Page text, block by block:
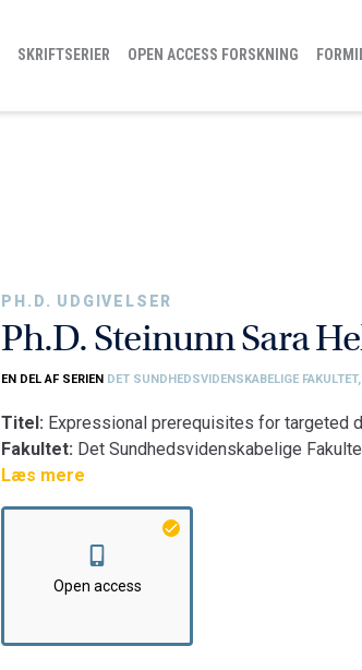
SKRIFTSERIER OPEN ACCESS FORSKNING
PH.D. UDGIVELSER
Ph.D. Steinunn Sara
EN DEL AF SERIEN DET SUNDHEDSVIDENSKABELIGE
Titel: Expressional prerequisites for targeted
Fakultet: Det Sundhedsvidenskabelige
Institut:Institut for Medicin og
Læs mere
Open access